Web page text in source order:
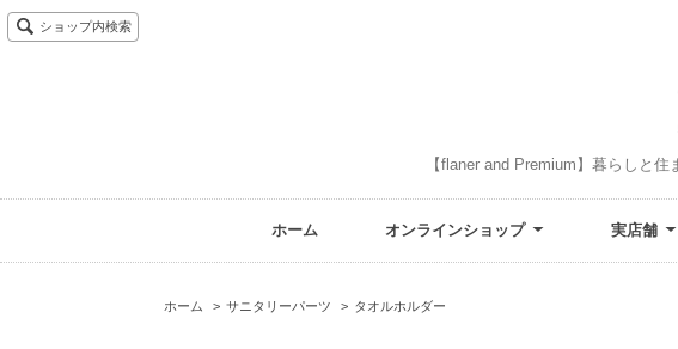
ショップ内検索
【flaner and Premium】暮らしと
ホーム オンラインショップ 実店舗
ホーム > サニタリーパーツ > タオルホルダー